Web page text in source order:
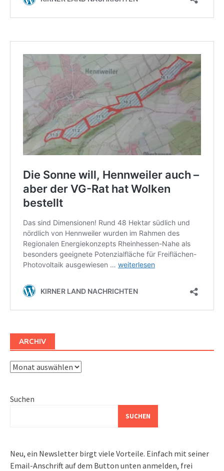
ARCHIV
Archiv
Suchen
SUCHEN
Neu, ein Newsletter birgt viele Vorteile. Einfach mit seiner
Email-Anschrift auf dem Button unten anmelden, frei